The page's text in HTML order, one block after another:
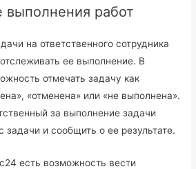
выполнения работ
на ответственного сотрудника
ее выполнение. В
отмечать задачу как
«отменена» или «не выполнена».
за выполнение задачи
задачи и сообщить о ее результате.
есть возможность вести